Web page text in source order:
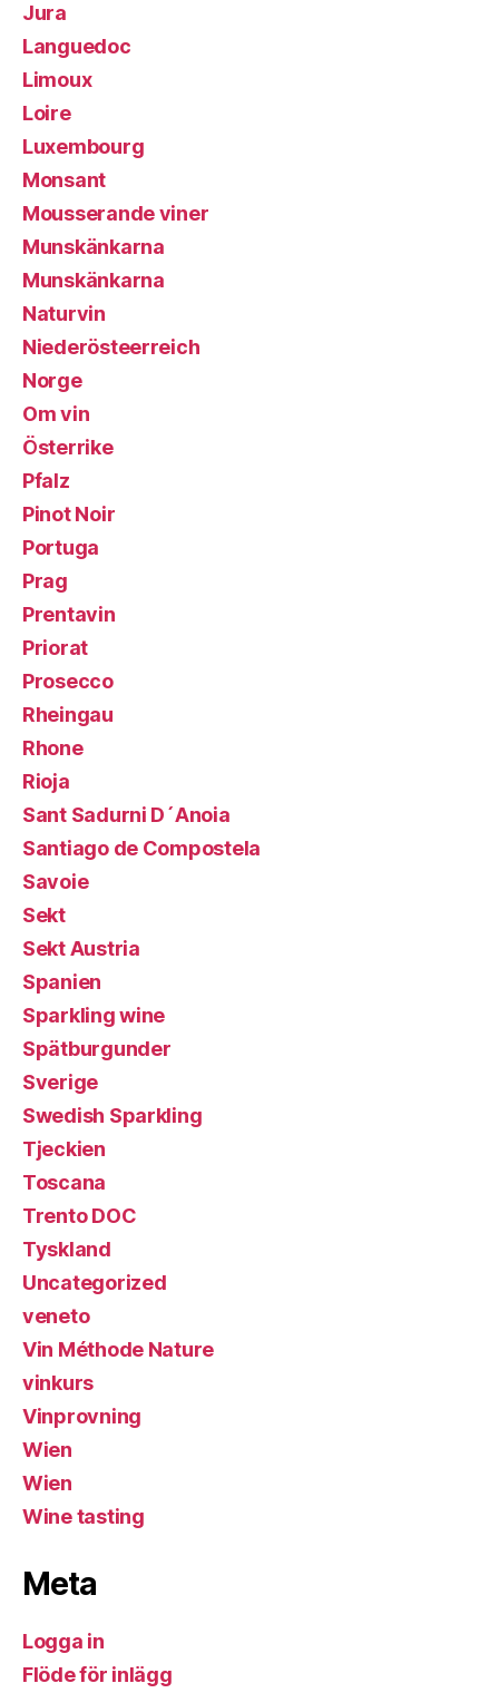
Jura
Languedoc
Limoux
Loire
Luxembourg
Monsant
Mousserande viner
Munskänkarna
Munskänkarna
Naturvin
Niederösteerreich
Norge
Om vin
Österrike
Pfalz
Pinot Noir
Portuga
Prag
Prentavin
Priorat
Prosecco
Rheingau
Rhone
Rioja
Sant Sadurni D´Anoia
Santiago de Compostela
Savoie
Sekt
Sekt Austria
Spanien
Sparkling wine
Spätburgunder
Sverige
Swedish Sparkling
Tjeckien
Toscana
Trento DOC
Tyskland
Uncategorized
veneto
Vin Méthode Nature
vinkurs
Vinprovning
Wien
Wien
Wine tasting
Meta
Logga in
Flöde för inlägg